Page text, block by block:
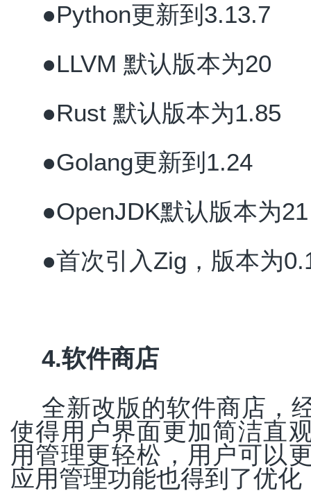
●Python更新到3.13.7
●LLVM 默认版本为20
●Rust 默认版本为1.85
●Golang更新到1.24
●OpenJDK默认版本为21
●首次引入Zig，版本为
4.软件商店
全新改版的软件商店，
使得用户界面更加简洁直
用管理更轻松，用户可以
应用管理功能也得到了优